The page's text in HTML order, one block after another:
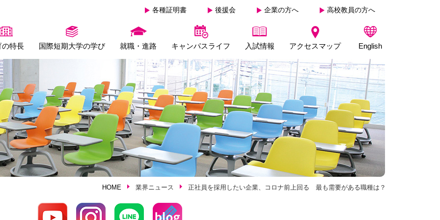
各種証明書 後援会 企業の方へ 高校教員の方へ
の特長 国際短期大学の学び 就職・進路 キャンパスライフ 入試情報 アクセスマップ English
HOME 業界ニュース 正社員を採用したい企業、コロナ前上回る 最も需要がある職種は？